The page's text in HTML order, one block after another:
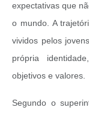
expectativas que
o mundo. A
vividos pelos
própria
objetivos e valores.
Segundo o